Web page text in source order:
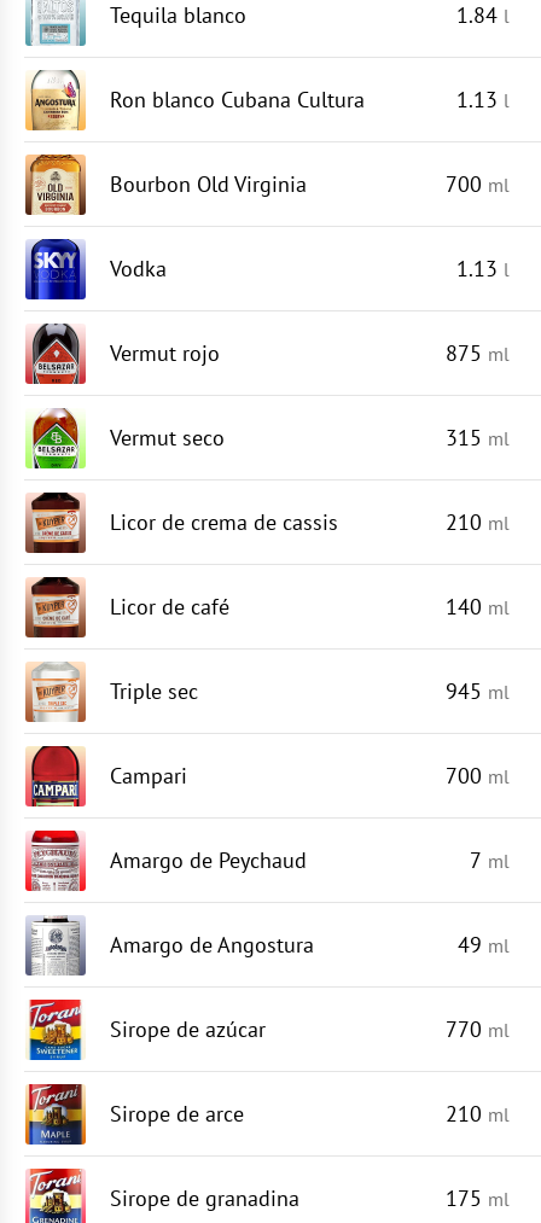
Tequila blanco 1.84 l
Ron blanco Cubana Cultura 1.13 l
Bourbon Old Virginia 700 ml
Vodka 1.13 l
Vermut rojo 875 ml
Vermut seco 315 ml
Licor de crema de cassis 210 ml
Licor de café 140 ml
Triple sec 945 ml
Campari 700 ml
Amargo de Peychaud 7 ml
Amargo de Angostura 49 ml
Sirope de azúcar 770 ml
Sirope de arce 210 ml
Sirope de granadina 175 ml